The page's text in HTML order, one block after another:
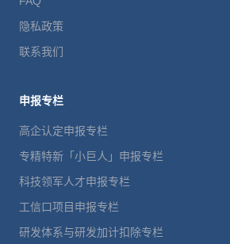
隐私政策
联系我们
申报专栏
高企认定申报专栏
专精特新「小巨人」申报专栏
科技领军人才申报专栏
工信口项目申报专栏
研发体系与研发加计扣除专栏